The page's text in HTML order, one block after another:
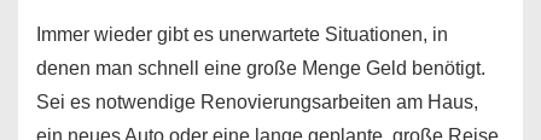
Immer wieder gibt es unerwartete Situationen, in
denen man schnell eine große Menge Geld benötigt.
Sei es notwendige Renovierungsarbeiten am Haus,